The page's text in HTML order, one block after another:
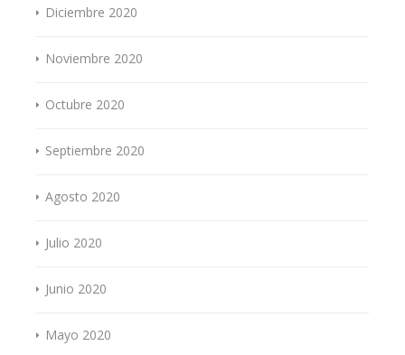
Diciembre 2020
Noviembre 2020
Octubre 2020
Septiembre 2020
Agosto 2020
Julio 2020
Junio 2020
Mayo 2020